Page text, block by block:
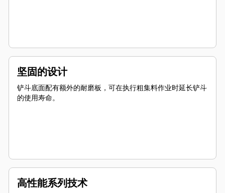
坚固的设计
铲斗底面配有额外的耐磨板，可在执行粗集料作业时延长铲斗
的使用寿命。
高性能系列技术